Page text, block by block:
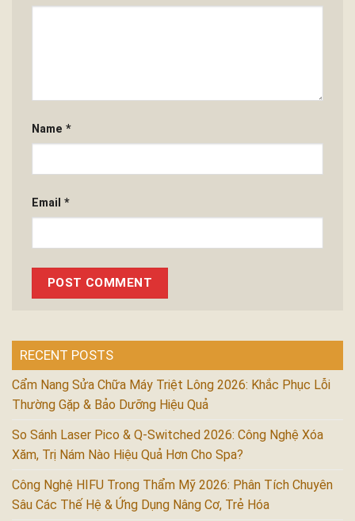
Name *
Email *
RECENT POSTS
Cẩm Nang Sửa Chữa Máy Triệt Lông 2026: Khắc Phục Lỗi
Thường Gặp & Bảo Dưỡng Hiệu Quả
So Sánh Laser Pico & Q-Switched 2026: Công Nghệ Xóa
Xăm, Trị Nám Nào Hiệu Quả Hơn Cho Spa?
Công Nghệ HIFU Trong Thẩm Mỹ 2026: Phân Tích Chuyên
Sâu Các Thế Hệ & Ứng Dụng Nâng Cơ, Trẻ Hóa